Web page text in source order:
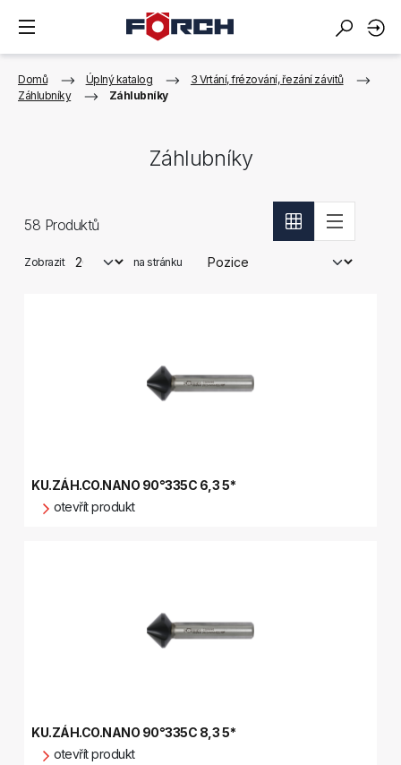
Domů Úplný katalog
3 Vrtání, frézování, řezání závitů
Záhlubníky
Záhlubníky
Záhlubníky
58 Produktů
Zobrazit na stránku
KU.ZÁH.CO.NANO 90°335C 6,3 5*
otevřít produkt
KU.ZÁH.CO.NANO 90°335C 8,3 5*
otevřít produkt